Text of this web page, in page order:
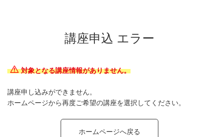
講座申込 エラー
対象となる講座情報がありません。
講座申し込みができません。
ホームページから再度ご希望の講座を選択してください。
ホームページへ戻る